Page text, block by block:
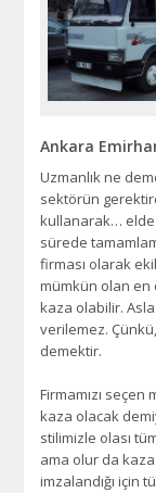
Ankara
Uzmanlık ne
sektörün
kullanarak… elde
sürede
firması olarak
mümkün olan en
kaza olabilir.
verilemez.
demektir.
Firmamızı
kaza olacak
stilimizle olası
ama olur da
imzalandığı için